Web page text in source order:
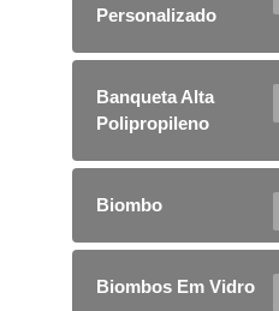
Personalizado
Banqueta Alta
Polipropileno
Biombo
Biombos Em Vidro